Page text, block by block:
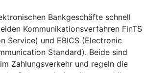
Bankgeschäfte schnell
Kommunikationsverfahren FinTS
Service) und EBICS (Electronic
Standard). Beide sind
Zahlungsverkehr und regeln die